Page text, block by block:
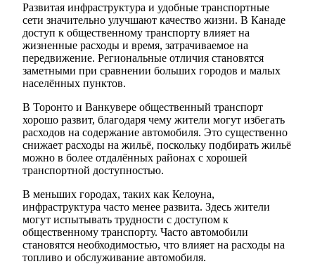
Развитая инфраструктура и удобные транспортные
сети значительно улучшают качество жизни. В Канаде
доступ к общественному транспорту влияет на
жизненные расходы и время, затрачиваемое на
передвижение. Региональные отличия становятся
заметными при сравнении больших городов и малых
населённых пунктов.
В Торонто и Ванкувере общественный транспорт
хорошо развит, благодаря чему жители могут избегать
расходов на содержание автомобиля. Это существенно
снижает расходы на жильё, поскольку подбирать жильё
можно в более отдалённых районах с хорошей
транспортной доступностью.
В меньших городах, таких как Келоуна,
инфраструктура часто менее развита. Здесь жители
могут испытывать трудности с доступом к
общественному транспорту. Часто автомобили
становятся необходимостью, что влияет на расходы на
топливо и обслуживание автомобиля.